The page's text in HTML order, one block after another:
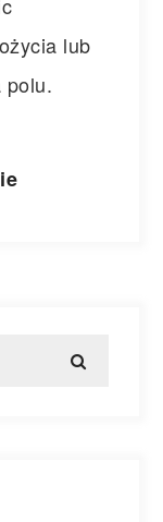
lub
polu.